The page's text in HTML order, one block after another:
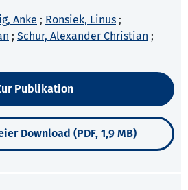
Anke ; Ronsiek, Linus ;
; Schur, Alexander Christian ;
Publikation
Download (PDF, 1,9 MB)